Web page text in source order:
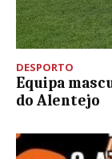
DESPORTO
Equipa
do Alentejo